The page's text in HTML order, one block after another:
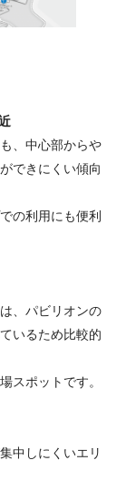
、中心部からや
できにくい傾向
の利用にも便利
、パビリオンの
いるため比較的
スポットです。
中しにくいエリ